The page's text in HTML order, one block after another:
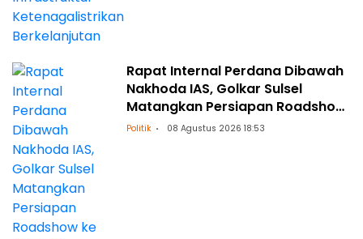
Rapat Internal Perdana Dibawah
Nakhoda IAS, Golkar Sulsel
Matangkan Persiapan Roadshow
ke Daerah
Politik 08 Agustus 2026 18:53